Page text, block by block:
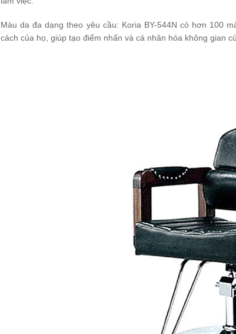
Màu da đa dạng theo yêu cầu: Koria BY-544N có hơn 100
cách của họ, giúp tạo điểm nhấn và cá nhân hóa không gian